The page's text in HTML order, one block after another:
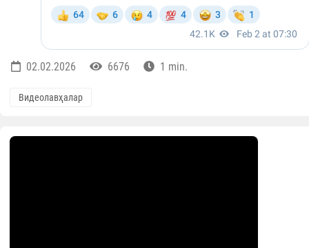
02.02.2026 6676 1 min.
Видеолавҳалар